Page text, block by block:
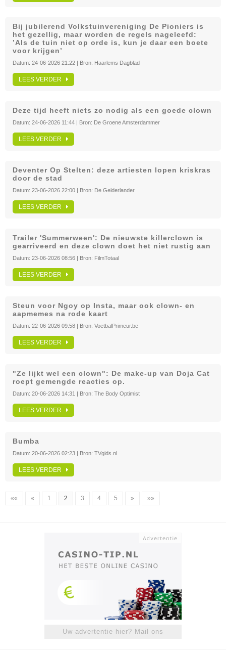
Bij jubilerend Volkstuinvereniging De Pioniers is
het gezellig, maar worden de regels nageleefd:
’Als de tuin niet op orde is, kun je daar een boete
voor krijgen’
Datum: 24-06-2026 21:22 | Bron: Haarlems Dagblad
LEES VERDER
Deze tijd heeft niets zo nodig als een goede clown
Datum: 24-06-2026 11:44 | Bron: De Groene Amsterdammer
LEES VERDER
Deventer Op Stelten: deze artiesten lopen kriskras
door de stad
Datum: 23-06-2026 22:00 | Bron: De Gelderlander
LEES VERDER
Trailer 'Summerween': De nieuwste killerclown is
gearriveerd en deze clown doet het niet rustig aan
Datum: 23-06-2026 08:56 | Bron: FilmTotaal
LEES VERDER
Steun voor Ngoy op Insta, maar ook clown- en
aapmemes na rode kaart
Datum: 22-06-2026 09:58 | Bron: VoetbalPrimeur.be
LEES VERDER
"Ze lijkt wel een clown": De make-up van Doja Cat
roept gemengde reacties op.
Datum: 20-06-2026 14:31 | Bron: The Body Optimist
LEES VERDER
Bumba
Datum: 20-06-2026 02:23 | Bron: TVgids.nl
LEES VERDER
«« « 1 2 3 4 5 » »»
Uw advertentie hier? Mail ons